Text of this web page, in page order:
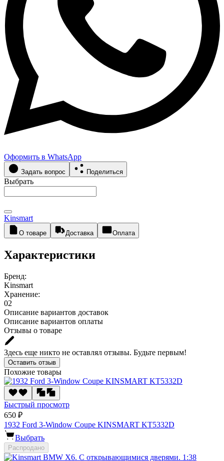
Оформить в WhatsApp
Задать вопрос Поделиться
Выбрать
Kinsmart
О товаре Доставка Оплата
Характеристики
Бренд:
Kinsmart
Хранение:
02
Описание вариантов доставок
Описание вариантов оплаты
Отзывы о товаре
Здесь еще никто не оставлял отзывы. Будьте первым!
Оставить отзыв
Похожие товары
Быстрый просмотр
650 ₽
1932 Ford 3-Window Coupe KINSMART KT5332D
Выбрать
Распродано